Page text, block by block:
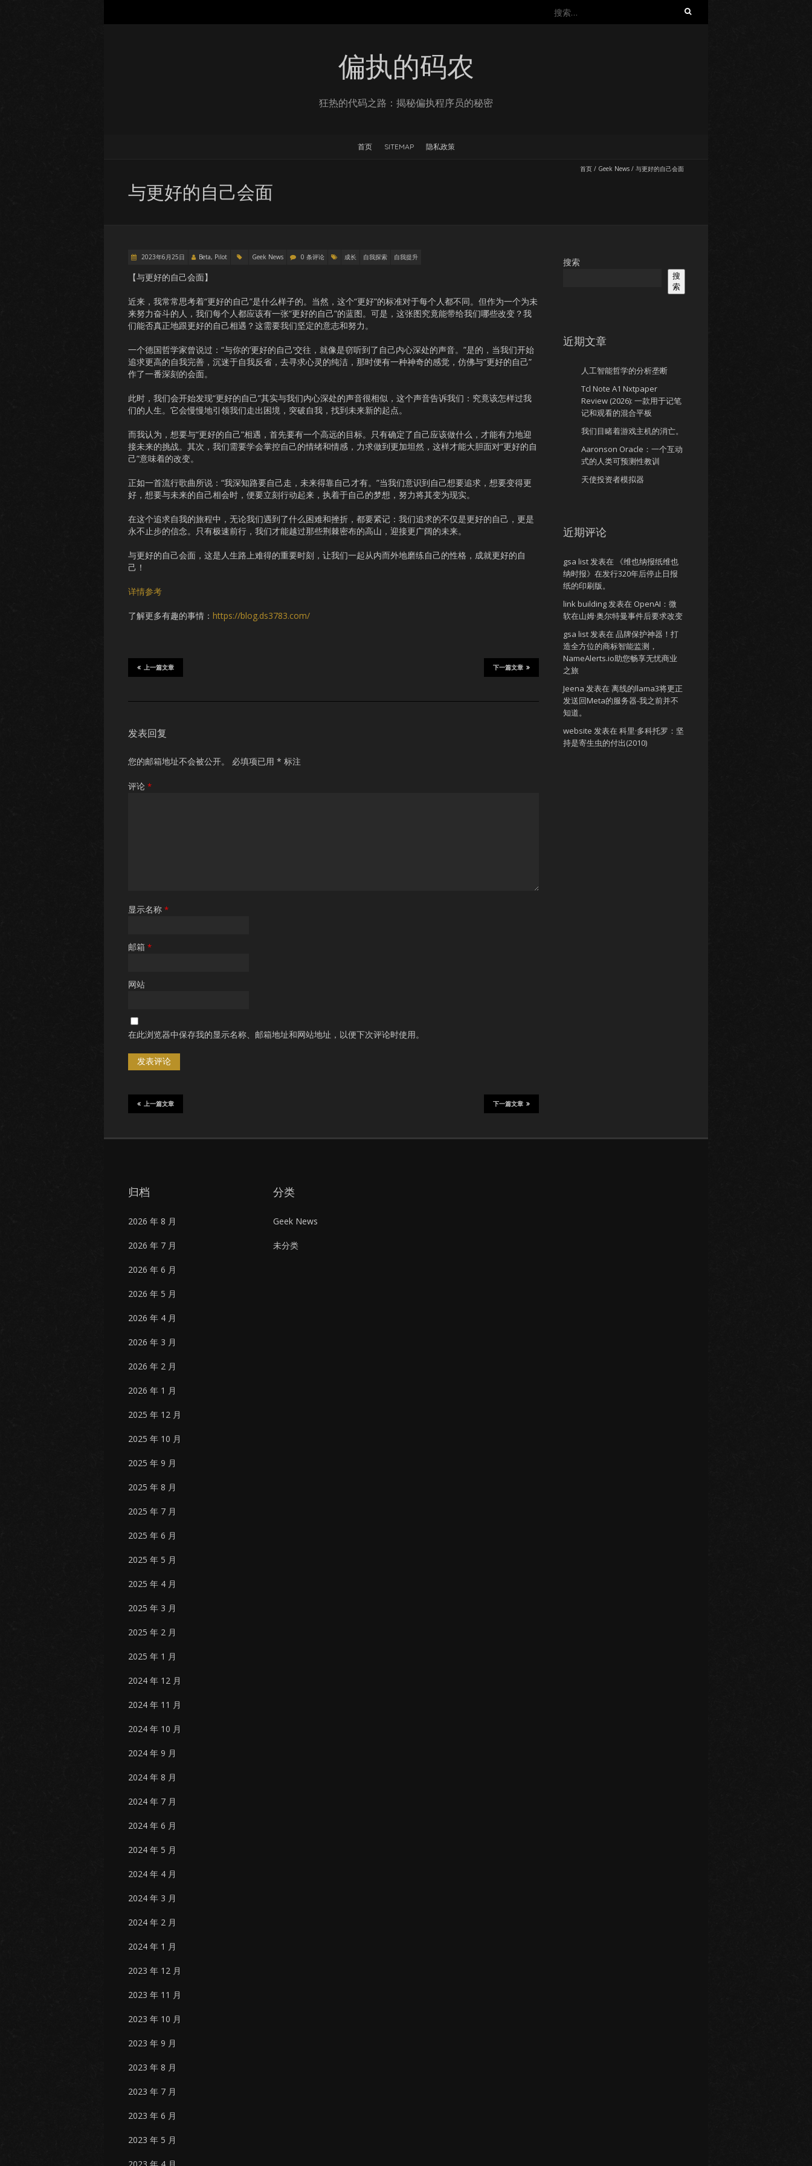
搜
偏执的码农
狂热的代码之路：揭秘偏执程序员的秘密
首页 SITEMAP 隐私政策
首页 / Geek News / 与更好的自己会面
与更好的自己会面
2023年6月25日 Beta, Pilot Geek News 0 条评论 成长 自我探索 自我提升
【与更好的自己会面】
近来，我常常思考着“更好的自己”是什么样子的。当然，这个“更好”的标准对于每个人都不同。但作为一个为未
来努力奋斗的人，我们每个人都应该有一张“更好的自己”的蓝图。可是，这张图究竟能带给我们哪些改变？我
们能否真正地跟更好的自己相遇？这需要我们坚定的意志和努力。
一个德国哲学家曾说过：“与你的‘更好的自己’交往，就像是窃听到了自己内心深处的声音。”是的，当我们开始
追求更高的自我完善，沉迷于自我反省，去寻求心灵的纯洁，那时便有一种神奇的感觉，仿佛与“更好的自己”
作了一番深刻的会面。
此时，我们会开始发现“更好的自己”其实与我们内心深处的声音很相似，这个声音告诉我们：究竟该怎样过我
们的人生。它会慢慢地引领我们走出困境，突破自我，找到未来新的起点。
而我认为，想要与“更好的自己”相遇，首先要有一个高远的目标。只有确定了自己应该做什么，才能有力地迎
接未来的挑战。其次，我们需要学会掌控自己的情绪和情感，力求做到更加坦然，这样才能大胆面对“更好的自
己”意味着的改变。
正如一首流行歌曲所说：“我深知路要自己走，未来得靠自己才有。”当我们意识到自己想要追求，想要变得更
好，想要与未来的自己相会时，便要立刻行动起来，执着于自己的梦想，努力将其变为现实。
在这个追求自我的旅程中，无论我们遇到了什么困难和挫折，都要紧记：我们追求的不仅是更好的自己，更是
永不止步的信念。只有极速前行，我们才能越过那些荆棘密布的高山，迎接更广阔的未来。
与更好的自己会面，这是人生路上难得的重要时刻，让我们一起从内而外地磨练自己的性格，成就更好的自
己！
详情参考
了解更多有趣的事情： https://blog.ds3783.com/
下一篇文章
上一篇文章
发表回复
您的邮箱地址不会被公开。 必填项已用 * 标注
评论 *
显示名称 *
邮箱 *
网站
在此浏览器中保存我的显示名称、邮箱地址和网站地址，以便下次评论时使用。
下一篇文章
上一篇文章
搜索
搜
索
近期文章
人工智能哲学的分析垄断
Tcl Note A1 Nxtpaper
Review (2026): 一款用于记笔
记和观看的混合平板
我们目睹着游戏主机的消亡。
Aaronson Oracle：一个互动
式的人类可预测性教训
天使投资者模拟器
近期评论
gsa list发表在
《维也纳报纸维也
纳时报》在发行320年后停止日报
纸的印刷版。
link building发表在 OpenAI：微
软在山姆·奥尔特曼事件后要求改变
gsa list发表在 品牌保护神器！打
造全方位的商标智能监测，
NameAlerts.io助您畅享无忧商业
之旅
Jeena 发表在 离线的llama3将更正
发送回Meta的服务器-我之前并不
知道。
website 发表在 科里·多科托罗：坚
持是寄生虫的付出(2010)
归档
2026 年 8 月
2026 年 7 月
2026 年 6 月
2026 年 5 月
2026 年 4 月
2026 年 3 月
2026 年 2 月
2026 年 1 月
2025 年 12 月
2025 年 10 月
2025 年 9 月
2025 年 8 月
2025 年 7 月
2025 年 6 月
2025 年 5 月
2025 年 4 月
2025 年 3 月
2025 年 2 月
2025 年 1 月
2024 年 12 月
2024 年 11 月
2024 年 10 月
2024 年 9 月
2024 年 8 月
2024 年 7 月
2024 年 6 月
2024 年 5 月
2024 年 4 月
2024 年 3 月
2024 年 2 月
2024 年 1 月
2023 年 12 月
2023 年 11 月
2023 年 10 月
2023 年 9 月
2023 年 8 月
2023 年 7 月
2023 年 6 月
2023 年 5 月
分类
Geek News
未分类